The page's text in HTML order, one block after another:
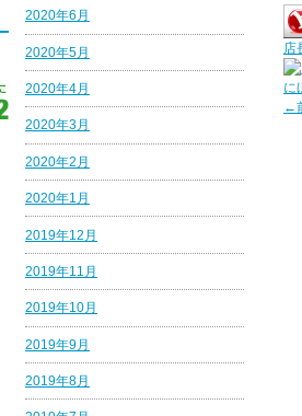
店
に
←
2020年6月
2020年5月
2020年4月
2020年3月
2020年2月
2020年1月
2019年12月
2019年11月
2019年10月
2019年9月
2019年8月